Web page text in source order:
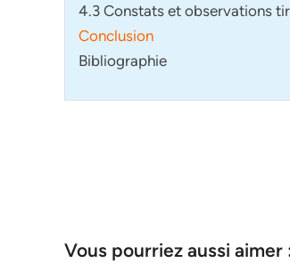
4.3 Constats et observations
Conclusion
Bibliographie
Vous pourriez aussi aimer